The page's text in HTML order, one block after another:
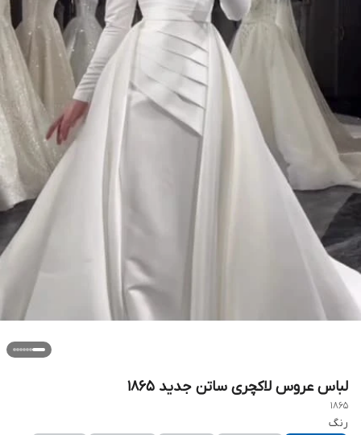
لباس عروس لاکچری ساتن جدید ۱۸۶۵
1865
رنگ